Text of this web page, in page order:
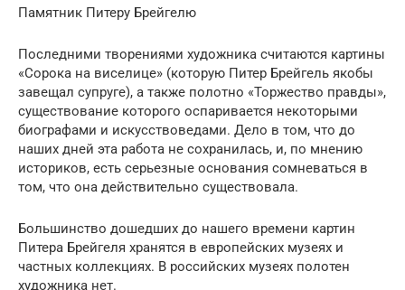
Памятник Питеру Брейгелю
Последними творениями художника считаются картины
«Сорока на виселице» (которую Питер Брейгель якобы
завещал супруге), а также полотно «Торжество правды»,
существование которого оспаривается некоторыми
биографами и искусствоведами. Дело в том, что до
наших дней эта работа не сохранилась, и, по мнению
историков, есть серьезные основания сомневаться в
том, что она действительно существовала.
Большинство дошедших до нашего времени картин
Питера Брейгеля хранятся в европейских музеях и
частных коллекциях. В российских музеях полотен
художника нет.